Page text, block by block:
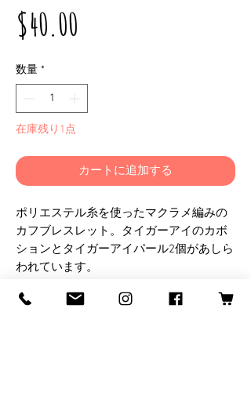
$40.00
数量 *
在庫残り1点
カートに追加する
ポリエステル糸を使ったマクラメ編みの
カフブレスレット。タイガーアイのカボ
ションとタイガーアイパール2個があしら
われています。